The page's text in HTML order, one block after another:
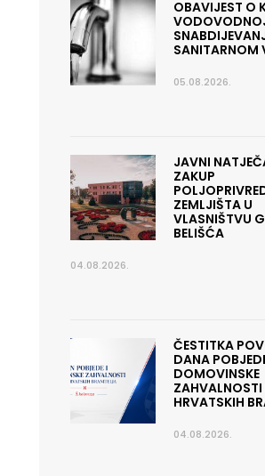
OBAVIJEST O
SANITARNOM
05.08.2026.
JAVNI
ZAKUP
ZEMLJIŠTA U
VLASNIŠTVU
BELIŠĆA
04.08.2026.
ČESTITKA
DANA
DOMOVINSKE
HRVATSKIH
04.08.2026.